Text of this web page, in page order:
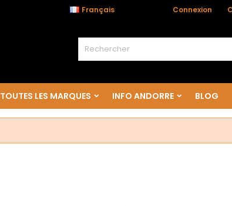
Connexion
Français
TOUTES LES MARQUES INFO ANDORRE BLOG